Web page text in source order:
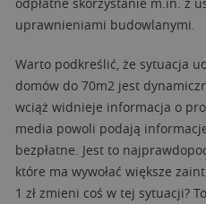
uprawnieniami budowlanymi.
Warto podkreślić, że sytuacja
domów do 70m2 jest
wciąż widnieje informacja o
media powoli podają
bezpłatne. Jest to
które ma wywołać większe
1 zł zmieni coś w tej sytuacji?